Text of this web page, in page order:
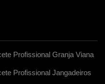
Profissional Granja Viana
Profissional Jangadeiros